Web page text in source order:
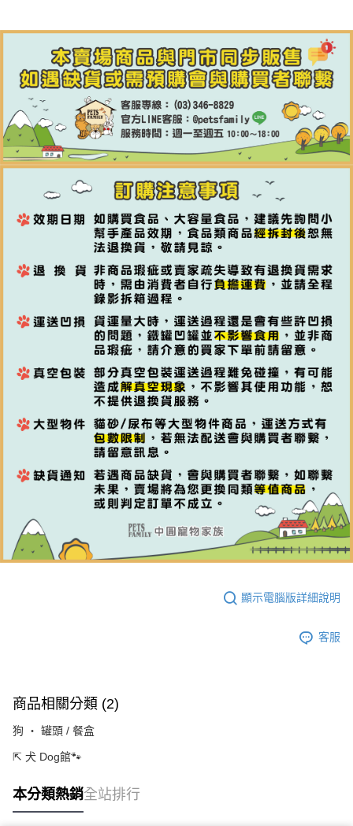
顯示電腦版詳細說明
客服
商品相關分類 (2)
狗 ‧ 罐頭 / 餐盒
⇱ 犬 Dog館🐾
本分類熱銷全站排行